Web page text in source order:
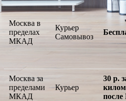
Москва в
пределах
МКАД
Курьер
Самовывоз
Москва за
пределами
МКАД
Курьер
30 р.